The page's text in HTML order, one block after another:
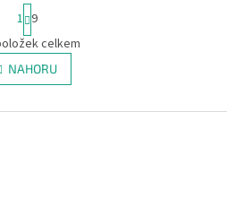
O
v
l
S
t
r
á
n
k
v
1 9
celkem
NAHORU